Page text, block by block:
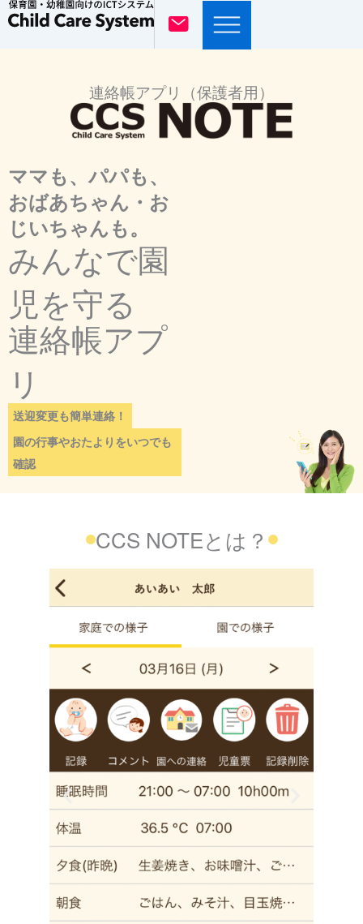
内
容
連絡帳アプリ（保護者用）
ママも、パパも、
おばあちゃん・お
じいちゃんも。
みんなで園
児を守る
連絡帳アプ
リ
送迎変更も簡単連絡！
園の行事やおたよりをいつでも
確認
CCS NOTEとは？